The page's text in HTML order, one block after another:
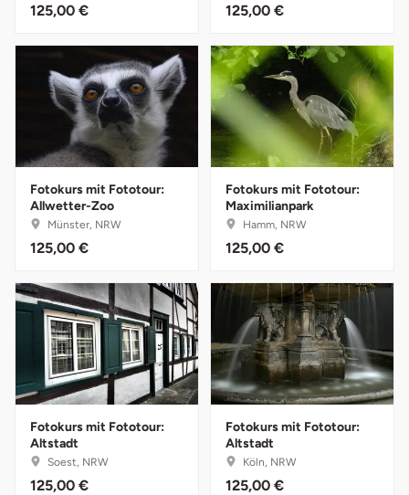
125,00 € 125,00 €
Fotokurs mit Fototour:
Allwetter-Zoo
Münster, NRW
125,00 €
Fotokurs mit Fototour:
Maximilianpark
Hamm, NRW
125,00 €
Fotokurs mit Fototour:
Altstadt
Soest, NRW
125,00 €
Fotokurs mit Fototour:
Altstadt
Köln, NRW
125,00 €
Dietzenbach
Dorsten
Dortmund
Dresden
Duisburg
Düsseldorf
Erfurt
Erlangen
Essen
Flensburg